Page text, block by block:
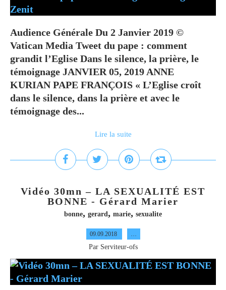
Audience Générale Du 2 Janvier 2019 ©
Vatican Media Tweet du pape : comment
grandit l’Eglise Dans le silence, la prière, le
témoignage JANVIER 05, 2019 ANNE
KURIAN PAPE FRANÇOIS « L’Eglise croît
dans le silence, dans la prière et avec le
témoignage des...
Lire la suite
Vidéo 30mn – LA SEXUALITÉ EST
BONNE - Gérard Marier
bonne, gerard, marie, sexualite
09.09.2018 …
Par Serviteur-ofs